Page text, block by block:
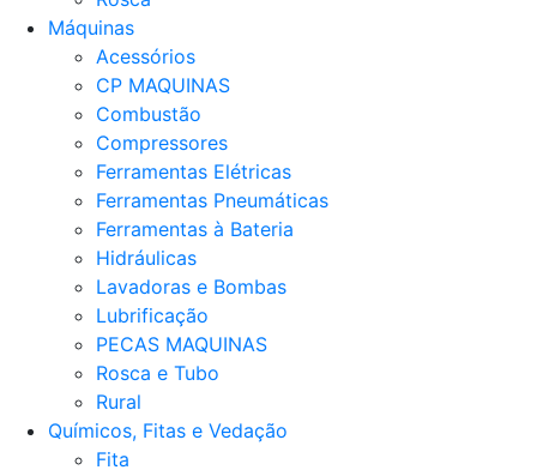
Máquinas
Acessórios
CP MAQUINAS
Combustão
Compressores
Ferramentas Elétricas
Ferramentas Pneumáticas
Ferramentas à Bateria
Hidráulicas
Lavadoras e Bombas
Lubrificação
PECAS MAQUINAS
Rosca e Tubo
Rural
Químicos, Fitas e Vedação
Fita